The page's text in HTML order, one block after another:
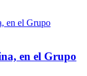
en el Grupo